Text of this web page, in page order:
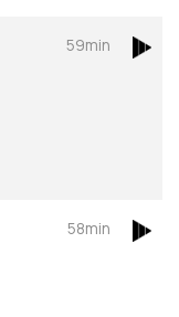
59min
58min